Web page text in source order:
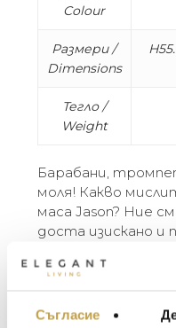
Съгласие
Colour
Размери /
Dimensions
Тегло /
Weight
Барабани,
моля! Какво
маса Jason? Ние
доста изискано
Тайната се крие
черна стомана и
идеален за по-